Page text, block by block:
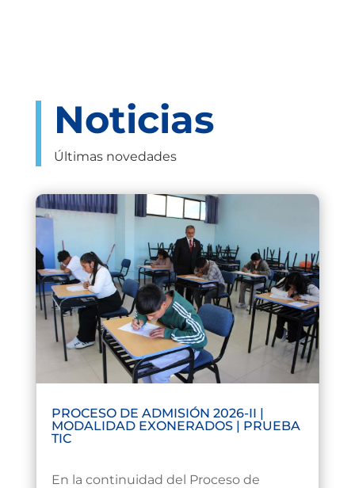
Noticias
Últimas novedades
PROCESO DE ADMISIÓN 2026-II |
MODALIDAD EXONERADOS | PRUEBA
TIC
En la continuidad del Proceso de